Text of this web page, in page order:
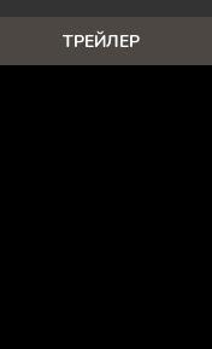
ТРЕЙЛЕР